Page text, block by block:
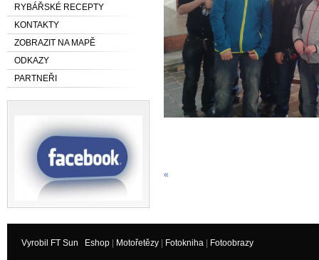
RYBÁŘSKÉ RECEPTY
KONTAKTY
ZOBRAZIT NA MAPĚ
ODKAZY
PARTNEŘI
«
Vyrobil FT Sun Eshop | Motořetězy | Fotokniha | Fotoobrazy